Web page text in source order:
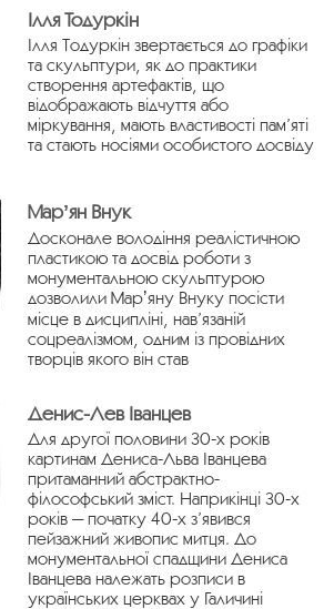
Ілля Тодуркін
Ілля Тодуркін звертається до графіки
та скульптури, як до практики
створення артефактів, що
відображають відчуття або
міркування, мають властивості пам’яті
та стають носіями особистого досвіду
Марʼян Внук
Досконале володіння реалістичною
пластикою та досвід роботи з
монументальною скульптурою
дозволили Марʼяну Внуку посісти
місце в дисципліні, нав’язаній
соцреалізмом, одним із провідних
творців якого він став
Денис-Лев Іванцев
Для другої половини 30-х років
картинам Дениса-Льва Іванцева
притаманний абстрактно-
філософський зміст. Наприкінці 30-х
років — початку 40-х з’явився
пейзажний живопис митця. До
монументальної спадщини Дениса
Іванцева належать розписи в
українських церквах у Галичині